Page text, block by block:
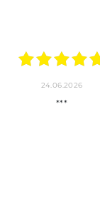
24.06.2026
***